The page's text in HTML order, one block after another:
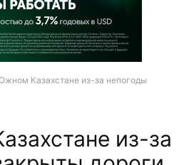
Казахстане из-за непогоды
из-за